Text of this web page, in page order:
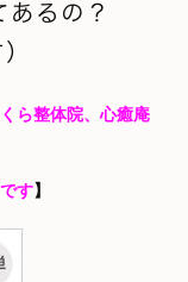
あるの？
ら整体院、心癒庵
す】